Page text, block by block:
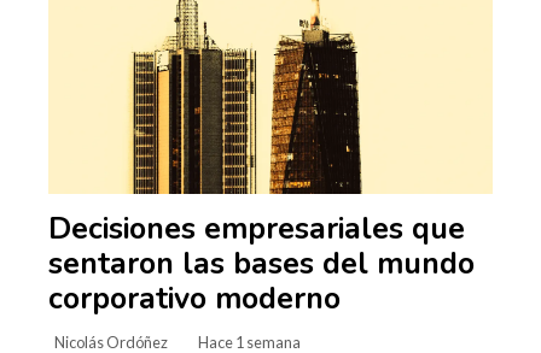
Decisiones empresariales que
sentaron las bases del mundo
corporativo moderno
Nicolás Ordóñez Hace 1 semana